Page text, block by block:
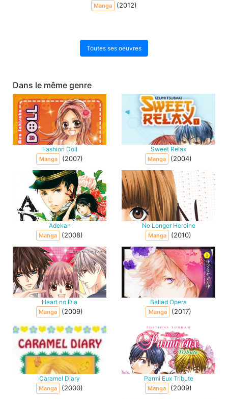
Manga (2012)
Toutes ses oeuvres
Dans le même genre
Fashion Doll
Manga (2007)
Sweet Relax
Manga (2004)
Adekan
Manga (2008)
No Longer Heroine
Manga (2010)
Heart no Dia
Manga (2009)
Ballad Opera
Manga (2017)
Caramel Diary
Manga (2000)
Parmi Eux Tribute
Manga (2009)